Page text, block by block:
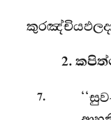
2.
7.